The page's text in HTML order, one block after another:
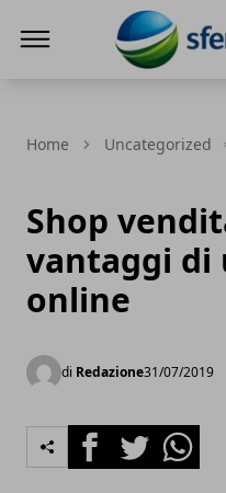
Home Uncategorized
Shop
vantaggi di
online
di Redazione31/07/2019
FacebookTwitterWhatsapp